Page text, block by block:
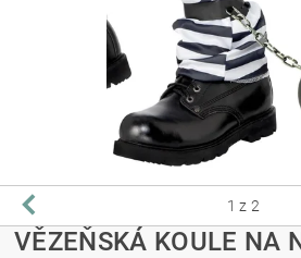
1 z 2
VĚZEŇSKÁ KOULE NA